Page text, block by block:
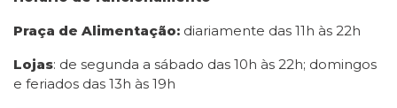
Praça de Alimentação: diariamente das 11h às 22h
Lojas: de segunda a sábado das 10h às 22h; domingos
e feriados das 13h às 19h